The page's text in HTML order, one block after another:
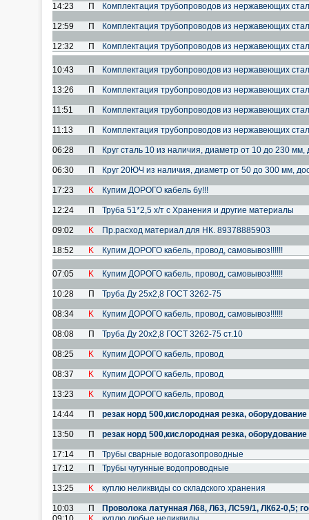
14:23 П Комплектация трубопроводов из нержавеющих
12:59 П Комплектация трубопроводов из нержавеющих
12:32 П Комплектация трубопроводов из нержавеющих
10:43 П Комплектация трубопроводов из нержавеющих
13:26 П Комплектация трубопроводов из нержавеющих
11:51 П Комплектация трубопроводов из нержавеющих
11:13 П Комплектация трубопроводов из нержавеющих
06:28 П Круг сталь 10 из наличия, диаметр от 10 до 230 мм,
06:30 П Круг 20ЮЧ из наличия, диаметр от 50 до 300 мм,
17:23 K Купим ДОРОГО кабель бу!!!
12:24 П Труба 51*2,5 х/т с Хранения и другие материалы
09:02 K Пр.расход материал для НК. 89378885903
18:52 K Купим ДОРОГО кабель, провод, самовывоз!!!!!!
07:05 K Купим ДОРОГО кабель, провод, самовывоз!!!!!!
10:28 П Труба Ду 25х2,8 ГОСТ 3262-75
08:34 K Купим ДОРОГО кабель, провод, самовывоз!!!!!!
08:08 П Труба Ду 20х2,8 ГОСТ 3262-75 ст.10
08:25 K Купим ДОРОГО кабель, провод
08:37 K Купим ДОРОГО кабель, провод
13:23 K Купим ДОРОГО кабель, провод
14:44 П резак норд 500,кислородная резка, оборудование
13:50 П резак норд 500,кислородная резка, оборудование
17:14 П
Трубы сварные водогазопроводные
17:12
П Трубы чугунные водопроводные
13:25 K куплю неликвиды со складского хранения
10:03 П
Проволока латунная Л68, Л63, ЛС59/1, ЛК62-0,5;